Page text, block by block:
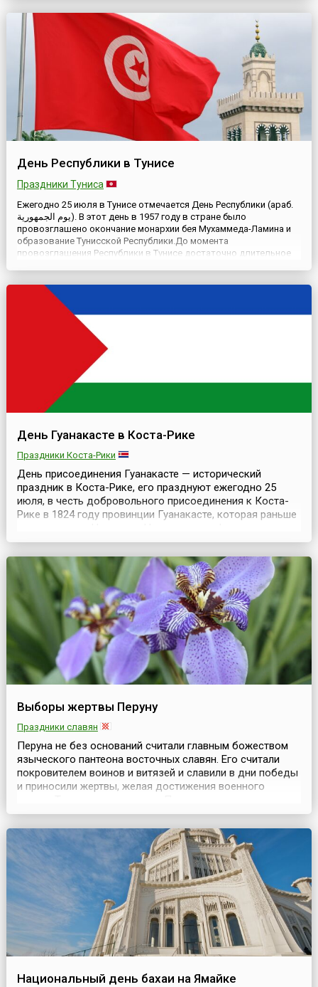
основе виноградной водки «писко», которую перуанцы
пьют с 16 века. Праздник был официально учрежде...
День Республики в Тунисе
Праздники Туниса
Ежегодно 25 июля в Тунисе отмечается День Республики (араб.
يوم الجمهورية). В этот день в 1957 году в стране было
провозглашено окончание монархии бея Мухаммеда-Ламина и
образование Тунисской Республики.До момента
провозглашения Республики в Тунисе достаточно длительное
19 век...
День Гуанакасте в Коста-Рике
Праздники Коста-Рики
День присоединения Гуанакасте — исторический
праздник в Коста-Рике, его празднуют ежегодно 25
июля, в честь добровольного присоединения к Коста-
Рике в 1824 году провинции Гуанакасте, которая раньше
состоявшемся 25 июля 1825 года, было подтверждено
присоединение, что, в свою очередь, стало
напоминанием о праве Коста-Рики на
самоопределение.Пров...
Выборы жертвы Перуну
Праздники славян
Перуна не без оснований считали главным божеством
языческого пантеона восточных славян. Его считали
покровителем воинов и витязей и славили в дни победы
и приносили жертвы, желая достижения военного
природы и некоторые сферы жизни людей.Перун — это,
прежде всего, бог грозы, грома, также он тесно связан
помимо огня с культом воды, дерева и к...
Национальный день бахаи на Ямайке